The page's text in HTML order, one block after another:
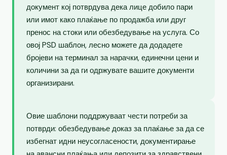
документ кој потврдува дека лице добило пари
или имот како плаќање по продажба или друг
пренос на стоки или обезбедување на услуга. Со
овој PSD шаблон, лесно можете да додадете
бројеви на терминал за нарачки, единечни цени и
количини за да ги одржувате вашите документи
организирани.
Овие шаблони поддржуваат чести потреби за
потврди: обезбедување доказ за плаќање за да се
избегнат идни неусогласености, документирање